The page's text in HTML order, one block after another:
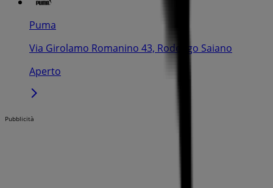
Puma
Via Girolamo Romanino 43, Rodengo Saiano
Aperto
Pubblicità